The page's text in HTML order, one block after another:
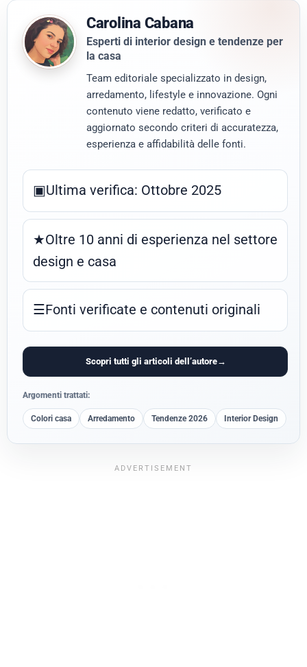
Carolina Cabana
Esperti di interior design e tendenze per
la casa
Team editoriale specializzato in design,
arredamento, lifestyle e innovazione. Ogni
contenuto viene redatto, verificato e
aggiornato secondo criteri di accuratezza,
esperienza e affidabilità delle fonti.
▣Ultima verifica: Ottobre 2025
★Oltre 10 anni di esperienza nel settore
design e casa
☰Fonti verificate e contenuti originali
Scopri tutti gli articoli dell’autore→
Argomenti trattati:
Colori casa Arredamento Tendenze 2026 Interior Design